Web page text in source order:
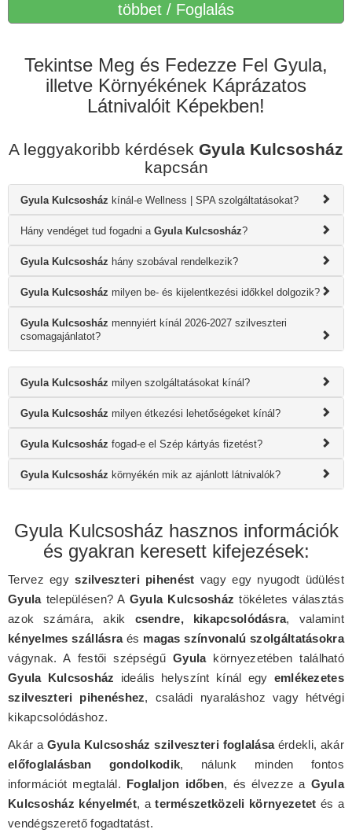
többet / Foglalás
Tekintse Meg és Fedezze Fel Gyula,
illetve Környékének Káprázatos
Látnivalóit Képekben!
A leggyakoribb kérdések Gyula Kulcsosház
kapcsán
Gyula Kulcsosház kínál-e Wellness | SPA szolgáltatásokat?
Hány vendéget tud fogadni a Gyula Kulcsosház?
Gyula Kulcsosház hány szobával rendelkezik?
Gyula Kulcsosház milyen be- és kijelentkezési időkkel dolgozik?
Gyula Kulcsosház mennyiért kínál 2026-2027 szilveszteri
csomagajánlatot?
Gyula Kulcsosház milyen szolgáltatásokat kínál?
Gyula Kulcsosház milyen étkezési lehetőségeket kínál?
Gyula Kulcsosház fogad-e el Szép kártyás fizetést?
Gyula Kulcsosház környékén mik az ajánlott látnivalók?
Gyula Kulcsosház hasznos információk
és gyakran keresett kifejezések:
Tervez egyszilveszteri pihenést vagy egy nyugodt üdülést
Gyulatelepülésen? A Gyula Kulcsosház tökéletes választás
azok számára, akik csendre, kikapcsolódásra, valamint
kényelmes szállásraés magas színvonalú szolgáltatásokra
vágynak. A festői szépségű Gyulakörnyezetében található
Gyula Kulcsosház ideális helyszínt kínál egy emlékezetes
szilveszteri pihenéshez, családi nyaraláshoz vagy hétvégi
kikapcsolódáshoz.
Akár a Gyula Kulcsosház szilveszteri foglalásaérdekli, akár
előfoglalásban gondolkodik, nálunk minden fontos
információt megtalál. Foglaljon időben, és élvezze a Gyula
Kulcsosház kényelmét, atermészetközeli környezetet és a
vendégszerető fogadtatást.